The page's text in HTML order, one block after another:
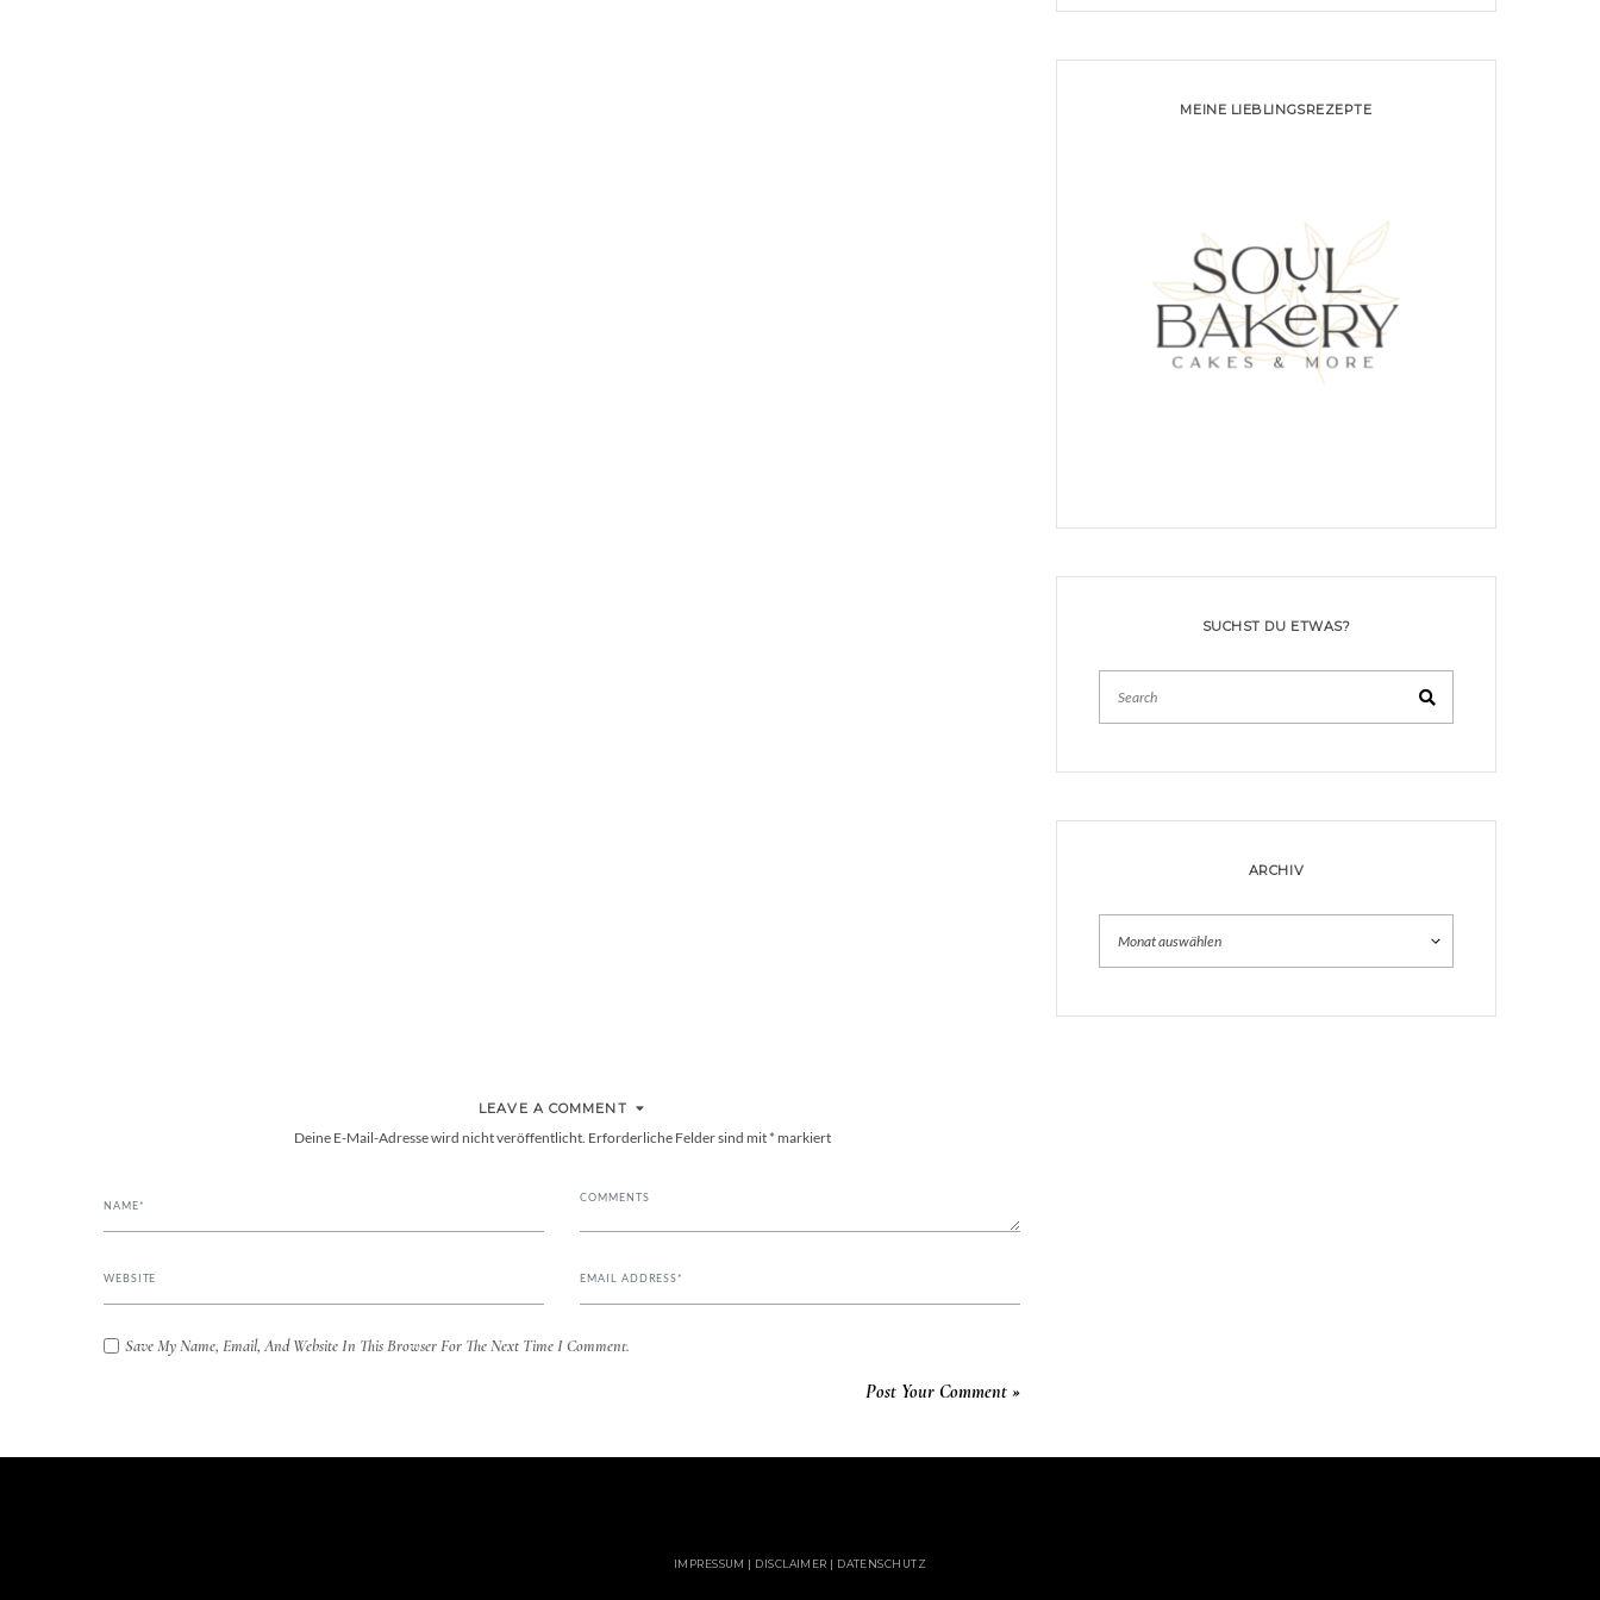
MEINE LIEBLINGSREZEPTE
SUCHST DU ETWAS?
ARCHIV
LEAVE A COMMENT
Deine E-Mail-Adresse wird nicht veröffentlicht. Erforderliche Felder sind mit* markiert
Save My Name, Email, And Website In This Browser For The Next Time I Comment.
IMPRESSUM | DISCLAIMER | DATENSCHUTZ